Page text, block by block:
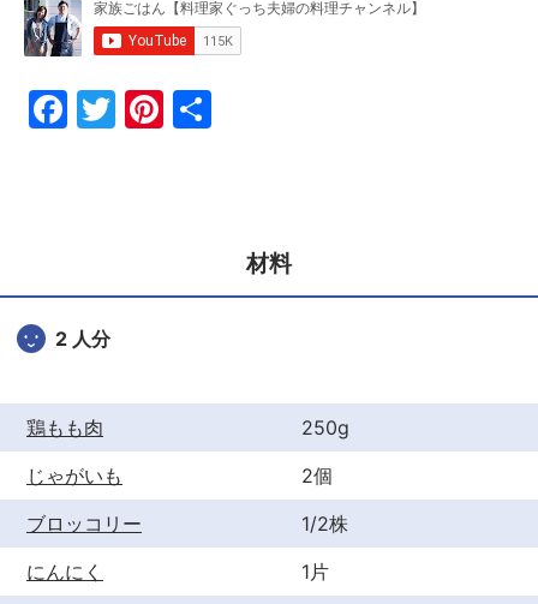
F
o
o
T
Pi
材料
2 人分
鶏もも肉
250g
じゃがいも
2個
ブロッコリー
1/2株
にんにく
1片